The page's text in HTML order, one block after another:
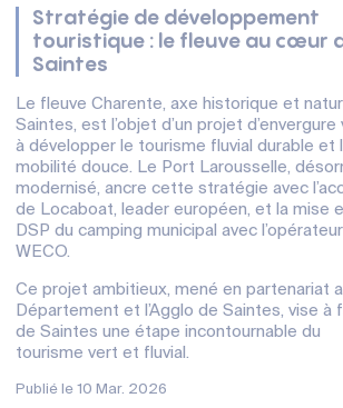
Stratégie de développement
touristique : le fleuve au cœur
Saintes
Le fleuve Charente, axe historique et
Saintes, est l’objet d’un projet d’envergure
à développer le tourisme fluvial durable et
mobilité douce. Le Port Larousselle,
modernisé, ancre cette stratégie avec
de Locaboat, leader européen, et la mise
DSP du camping municipal avec l’opérateur
WECO.
Ce projet ambitieux, mené en partenariat
Département et l’Agglo de Saintes, vise à
de Saintes une étape incontournable du
tourisme vert et fluvial.
Publié le 10 Mar. 2026